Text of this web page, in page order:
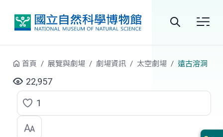
站
尋
首頁 展覽與劇場 劇場資訊 太空劇場 遠古溶洞
22,957
點
選
1